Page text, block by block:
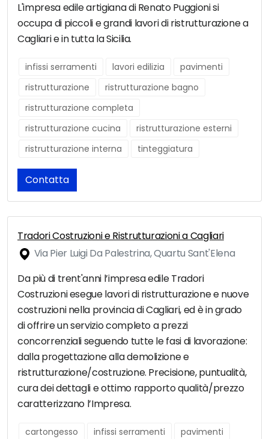
L'impresa edile artigiana di Renato Puggioni si
occupa di piccoli e grandi lavori di ristrutturazione a
Cagliari e in tutta la Sicilia.
infissi serramenti lavori edilizia
pavimenti
ristrutturazione
ristrutturazione bagno
ristrutturazione completa
ristrutturazione cucina
ristrutturazione esterni
ristrutturazione interna
tinteggiatura
Contatta
Tradori Costruzioni e Ristrutturazioni a Cagliari
Via Pier Luigi Da Palestrina, Quartu Sant'Elena
Da più di trent'anni l’impresa edile Tradori
Costruzioni esegue lavori di ristrutturazione e nuove
costruzioni nella provincia di Cagliari, ed è in grado
di offrire un servizio completo a prezzi
concorrenziali seguendo tutte le fasi di lavorazione:
dalla progettazione alla demolizione e
ristrutturazione/costruzione. Precisione, puntualità,
cura dei dettagli e ottimo rapporto qualità/prezzo
caratterizzano l’Impresa.
cartongesso infissi serramenti
pavimenti